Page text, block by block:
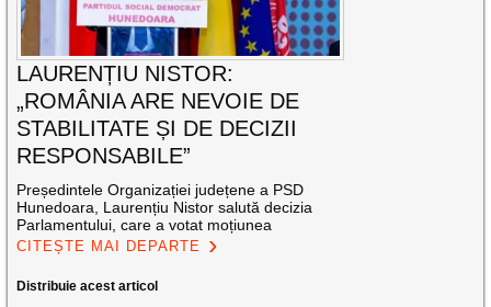
LAURENȚIU NISTOR:
„ROMÂNIA ARE NEVOIE DE
STABILITATE ȘI DE DECIZII
RESPONSABILE”
Președintele Organizației județene a PSD
Hunedoara, Laurențiu Nistor salută decizia
Parlamentului, care a votat moțiunea
CITEȘTE MAI DEPARTE
Distribuie acest articol